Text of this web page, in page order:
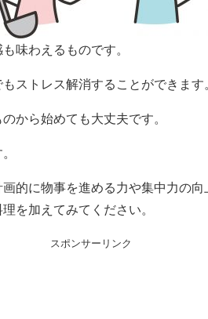
味わえるものです。
ストレス解消することができます
から始めても大丈夫です。
的に物事を進める力や集中力の
を加えてみてください。
スポンサーリンク